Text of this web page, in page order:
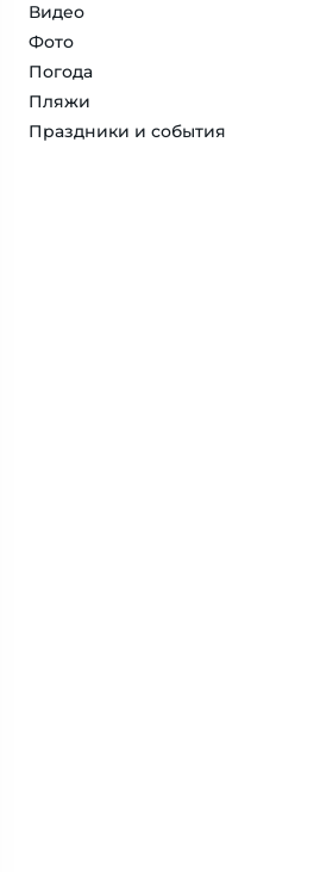
Видео
Фото
Погода
Пляжи
Праздники и события